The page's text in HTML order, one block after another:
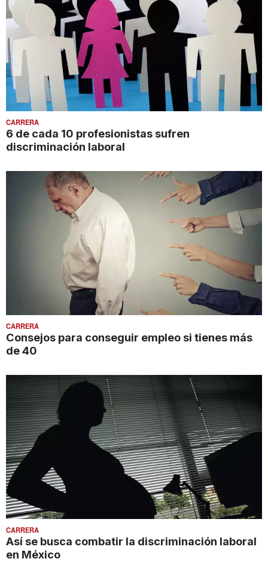
CARRERA
6 de cada 10 profesionistas sufren
discriminación laboral
CARRERA
Consejos para conseguir empleo si tienes más
de 40
CARRERA
Así se busca combatir la discriminación laboral
en México